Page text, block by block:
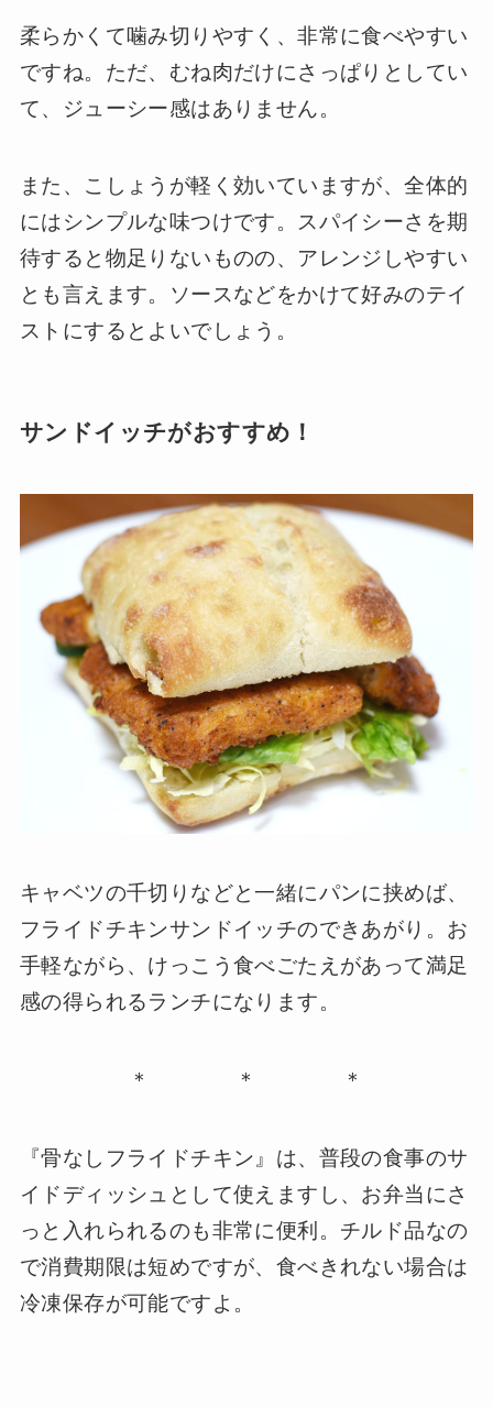
柔らかくて噛み切りやすく、非常に食べやすい
ですね。ただ、むね肉だけにさっぱりとしてい
て、ジューシー感はありません。
また、こしょうが軽く効いていますが、全体的
にはシンプルな味つけです。スパイシーさを期
待すると物足りないものの、アレンジしやすい
とも言えます。ソースなどをかけて好みのテイ
ストにするとよいでしょう。
サンドイッチがおすすめ！
キャベツの千切りなどと一緒にパンに挟めば、
フライドチキンサンドイッチのできあがり。お
手軽ながら、けっこう食べごたえがあって満足
感の得られるランチになります。
＊ ＊ ＊
『骨なしフライドチキン』は、普段の食事のサ
イドディッシュとして使えますし、お弁当にさ
っと入れられるのも非常に便利。チルド品なの
で消費期限は短めですが、食べきれない場合は
冷凍保存が可能ですよ。